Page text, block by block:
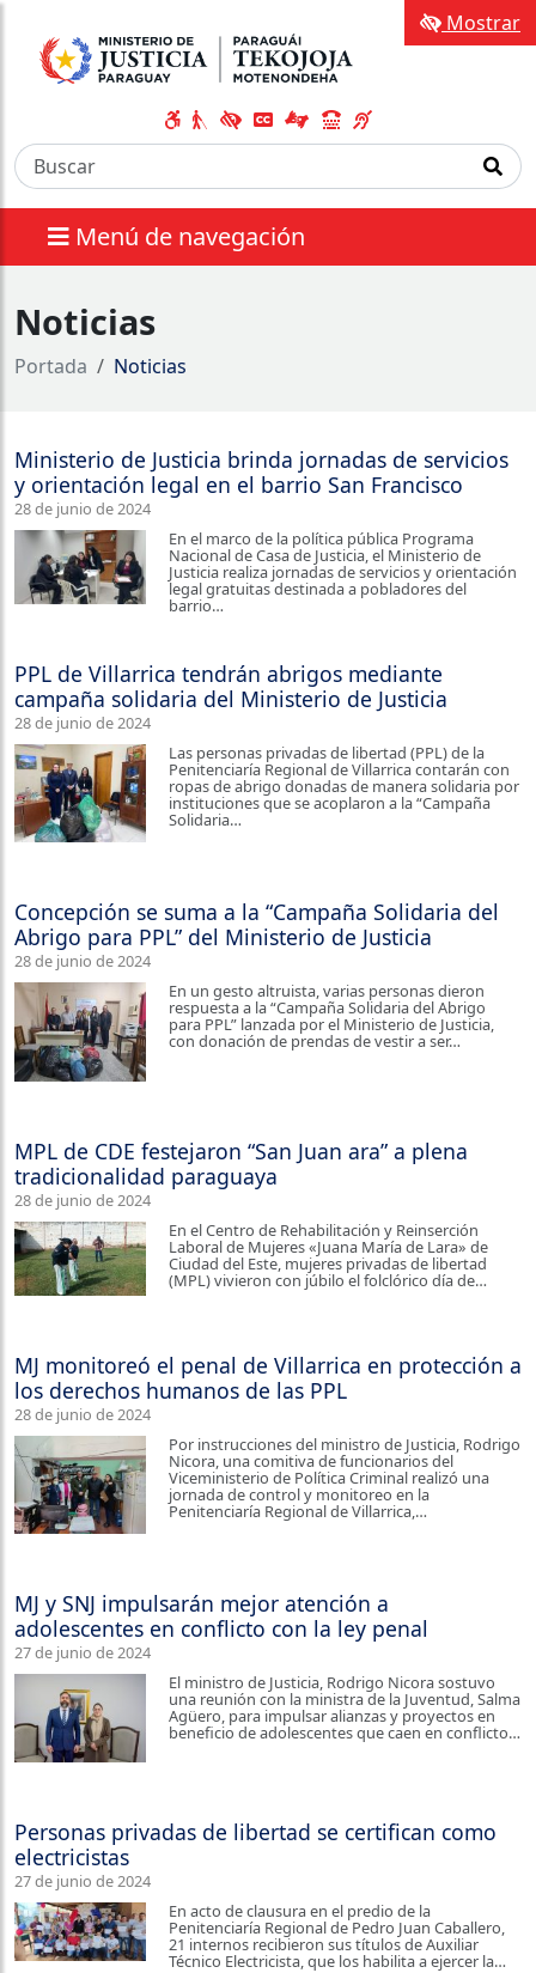
Menú de navegación
Mostrar
Noticias
Portada Noticias
Ministerio de Justicia brinda jornadas de servicios
y orientación legal en el barrio San Francisco
28 de junio de 2024
En el marco de la política pública Programa
Nacional de Casa de Justicia, el Ministerio de
Justicia realiza jornadas de servicios y orientación
legal gratuitas destinada a pobladores del
barrio…
PPL de Villarrica tendrán abrigos mediante
campaña solidaria del Ministerio de Justicia
28 de junio de 2024
Las personas privadas de libertad (PPL) de la
Penitenciaría Regional de Villarrica contarán con
ropas de abrigo donadas de manera solidaria por
instituciones que se acoplaron a la “Campaña
Solidaria…
Concepción se suma a la “Campaña Solidaria del
Abrigo para PPL” del Ministerio de Justicia
28 de junio de 2024
En un gesto altruista, varias personas dieron
respuesta a la “Campaña Solidaria del Abrigo
para PPL” lanzada por el Ministerio de Justicia,
con donación de prendas de vestir a ser…
MPL de CDE festejaron “San Juan ara” a plena
tradicionalidad paraguaya
28 de junio de 2024
En el Centro de Rehabilitación y Reinserción
Laboral de Mujeres «Juana María de Lara» de
Ciudad del Este, mujeres privadas de libertad
(MPL) vivieron con júbilo el folclórico día de…
MJ monitoreó el penal de Villarrica en protección a
los derechos humanos de las PPL
28 de junio de 2024
Por instrucciones del ministro de Justicia, Rodrigo
Nicora, una comitiva de funcionarios del
Viceministerio de Política Criminal realizó una
jornada de control y monitoreo en la
Penitenciaría Regional de Villarrica,…
MJ y SNJ impulsarán mejor atención a
adolescentes en conflicto con la ley penal
27 de junio de 2024
El ministro de Justicia, Rodrigo Nicora sostuvo
una reunión con la ministra de la Juventud, Salma
Agüero, para impulsar alianzas y proyectos en
beneficio de adolescentes que caen en conflicto…
Personas privadas de libertad se certifican como
electricistas
27 de junio de 2024
En acto de clausura en el predio de la
Penitenciaría Regional de Pedro Juan Caballero,
21 internos recibieron sus títulos de Auxiliar
Técnico Electricista, que los habilita a ejercer la…